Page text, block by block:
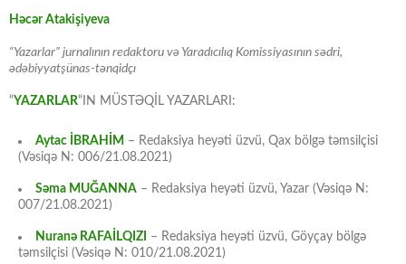
Həcər Atakişiyeva
“Yazarlar” jurnalının redaktoru və Yaradıcılıq Komissiyasının sədri,
ədəbiyyatşünas-tənqidçı
“YAZARLAR“IN MÜSTƏQİL YAZARLARI:
Aytac İBRAHİM – Redaksiya heyəti üzvü, Qax bölgə təmsilçisi
(Vəsiqə N: 006/21.08.2021)
Səma MUĞANNA – Redaksiya heyəti üzvü, Yazar (Vəsiqə N:
007/21.08.2021)
Nuranə RAFAİLQIZI
– Redaksiya heyəti üzvü, Göyçay bölgə
təmsilçisi (Vəsiqə N: 010/21.08.2021)